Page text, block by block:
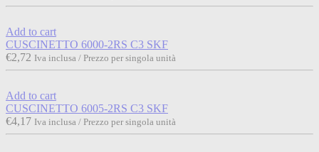
Add to cart
CUSCINETTO 6000-2RS C3 SKF
€2,72 Iva inclusa / Prezzo per singola unità
Add to cart
CUSCINETTO 6005-2RS C3 SKF
€4,17 Iva inclusa / Prezzo per singola unità